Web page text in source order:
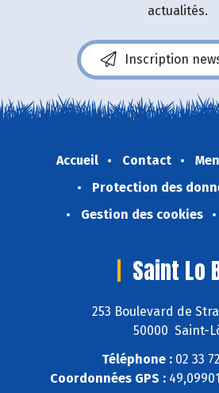
actualités.
Inscription
Accueil Contact
Protection des
Gestion des cookies
Saint Lo
253 Boulevard de
50000 Saint-
Téléphone :02 33
Coordonnées GPS :